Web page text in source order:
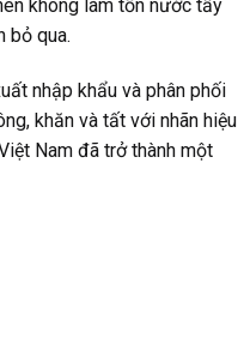
không làm tốn nước tẩy
bỏ qua.
nhập khẩu và phân phối
khăn và tất với nhãn hiệu
Nam đã trở thành một